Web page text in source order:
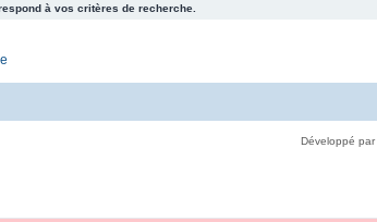
à vos critères de recherche.
Développé par